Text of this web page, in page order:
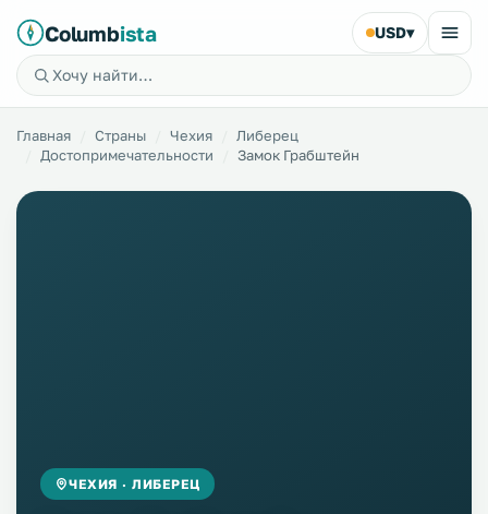
Columbista USD▾
Главная Страны Чехия
Либерец
Достопримечательности
Замок Грабштейн
ЧЕХИЯ · ЛИБЕРЕЦ